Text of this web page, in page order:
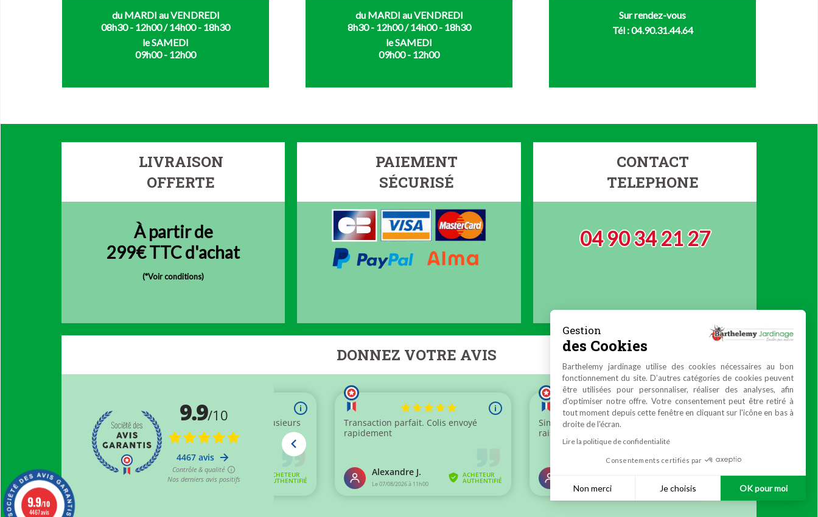
du MARDI au VENDREDI
08h30 - 12h00 / 14h00 - 18h30
le SAMEDI
09h00 - 12h00
du MARDI au VENDREDI
8h30 - 12h00 / 14h00 - 18h30
le SAMEDI
09h00 - 12h00
Sur rendez-vous
Tél : 04.90.31.44.64
LIVRAISON
OFFERTE
À partir de
299€ TTC d'achat
(*Voir conditions)
PAIEMENT
SÉCURISÉ
CONTACT
TELEPHONE
04 90 34 21 27
DONNEZ VOTRE AVIS
Gestion
des Cookies
Barthelemy jardinage utilise des cookies nécessaires au bon
fonctionnement du site. D’autres catégories de cookies peuvent
être utilisées pour personnaliser, réaliser des analyses, afin
d'optimiser notre offre. Votre consentement peut être retiré à
tout moment depuis cette fenêtre en cliquant sur l'icône en bas à
droite de l'écran.
Lire la politique de confidentialité
Consentements certifiés par
Non merci Je choisis OK pour moi
9.9/10
4467 avis